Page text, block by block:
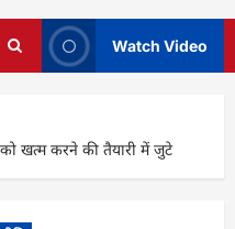
Watch Video
खत्म करने की तैयारी में जुटे